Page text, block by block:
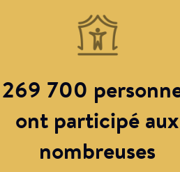
269 700
ont participé aux
nombreuses